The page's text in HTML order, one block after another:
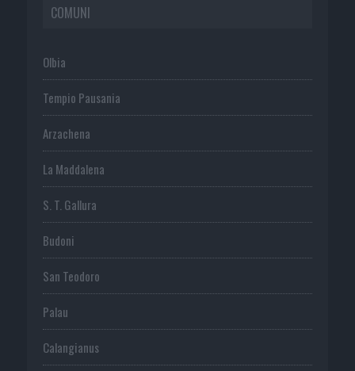
COMUNI
Olbia
Tempio Pausania
Arzachena
La Maddalena
S. T. Gallura
Budoni
San Teodoro
Palau
Calangianus